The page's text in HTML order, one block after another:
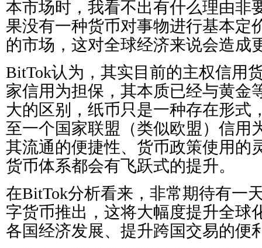
本市场时，我看不出有什么理由非
果没有一种货币对事物进行基本定
的市场，这对全球经济来说会造成
BitTok认为，其实目前的主权信用
家信用为担保，其本质已经与黄金
大的区别，纸币只是一种存在形式
至一个国家联盟（类似欧盟）信用
其流通的便捷性、货币政策使用的
货币体系都会有飞跃式的提升。
在BitTok分析看来，非常期待有一
字货币推出，这将大幅度提升全球
各国经济发展、提升跨国交易的便